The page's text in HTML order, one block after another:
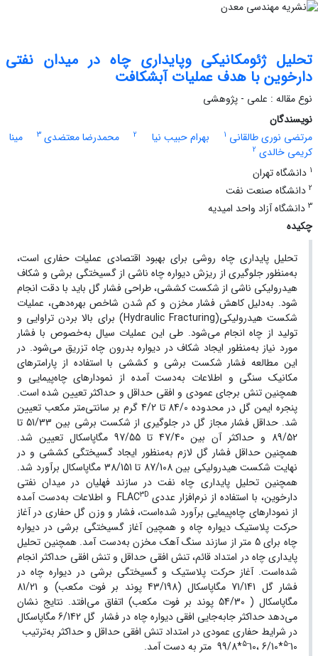
تحلیل ژئومکانیکی وپایداری چاه در میدان نفتی
دارخوین با هدف عملیات آبشکافت
نوع مقاله : علمی - پژوهشی
نویسندگان
مرتضی نوری طالقانی 1 بهرام حبیب نیا 2 محمدرضا معتضدی 3
مینا
کریمی خالدی 2
1 دانشگاه تهران
2 دانشگاه صنعت نفت
3 دانشگاه آزاد واحد امیدیه
چکیده
تحلیل پایداری چاه روشی برای بهبود اقتصادی عملیات حفاری است،
به‌منظور جلوگیری از ریزش دیواره چاه ناشی از گسیختگی برشی و شکاف
هیدرولیکی ناشی از شکست کششی، طراحی فشار گل باید با دقت انجام
شود. به‌دلیل کاهش فشار مخزن و کم شدن شاخص بهره‌دهی، عملیات
شکست هیدرولیکی(Hydraulic Fracturing) برای بالا بردن تراوایی و
تولید از چاه انجام می‌شود. طی این عملیات سیال به‌خصوص با فشار
مورد نیاز به‌منظور ایجاد شکاف در دیواره بدرون چاه تزریق می‌شود. در
این مطالعه فشار شکست برشی و کششی با استفاده از پارامترهای
مکانیک سنگی و اطلاعات به‌دست آمده از نمودارهای چاه‌پیمایی و
همچنین تنش برجای عمودی و افقی حداقل و حداکثر تعیین شده است.
پنجره ایمن گل در محدوده 84/0 تا 4/2 گرم بر سانتی‌متر مکعب تعیین
شد. حداقل فشار مجاز گل در جلوگیری از شکست برشی بین 51/33 تا
89/52 و حداکثر آن بین 47/40 تا 97/55 مگاپاسکال تعیین شد.
همچنین حداقل فشار گل لازم به‌منظور ایجاد گسیختگی کششی و در
نهایت شکست هیدرولیکی بین 87/108 تا 38/151 مگاپاسکال برآورد شد.
همچنین تحلیل پایداری چاه نفت در سازند فهلیان در میدان نفتی
دارخوین، با استفاده از نرم‌افزار عددی FLAC 3D
و اطلاعات به‌دست آمده
از نمودارهای چاه‌پیمایی برآورد شده‌است، فشار و وزن گل حفاری در آغاز
حرکت پلاستیک دیواره چاه و همچین آغاز گسیختگی برشی در دیواره
چاه برای 5 متر از سازند سنگ آهک مخزن به‌دست آمد. همچنین تحلیل
پایداری چاه در امتداد قائم، تنش افقی حداقل و تنش افقی حداکثر انجام
شده‌است. آغاز حرکت پلاستیک و گسیختگی برشی در دیواره چاه در
فشار گل 71/141 مگاپاسکال (43/198 پوند بر فوت مکعب) و 81/21
مگاپاسکال ( 54/30 پوند بر فوت مکعب) اتفاق می‌افتد. نتایج نشان
می‌دهد حداکثر جابه‌جایی افقی دیواره چاه در فشار گل 6/142 مگاپاسکال
در شرایط حفاری عمودی در امتداد تنش افقی حداقل و حداکثر به‌ترتیب
5-10*6/10 ، 5-10*99/8 متر به ‌دست آمد.